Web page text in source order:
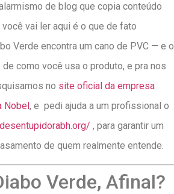
de blog que copia conteúdo
vai ler aqui é o que de fato
Verde encontra um cano de PVC — e o
como você usa o produto, e pra nos
no site oficial da empresa
, e pedi ajuda a um profissional o
, para garantir um
de quem realmente entende.
Verde, Afinal?